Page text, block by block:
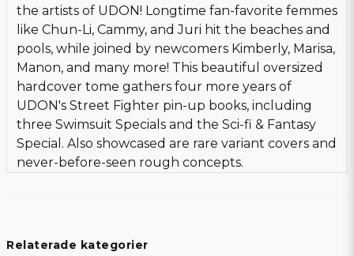
the artists of UDON! Longtime fan-favorite femmes
like Chun-Li, Cammy, and Juri hit the beaches and
pools, while joined by newcomers Kimberly, Marisa,
Manon, and many more! This beautiful oversized
hardcover tome gathers four more years of
UDON's Street Fighter pin-up books, including
three Swimsuit Specials and the Sci-fi & Fantasy
Special. Also showcased are rare variant covers and
never-before-seen rough concepts.
Relaterade kategorier